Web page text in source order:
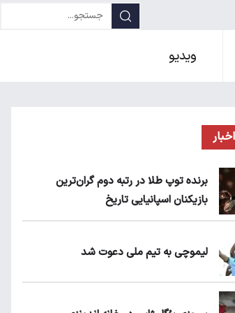
ویدیو
برنده توپ طلا در رتبه دوم گران‌ترین
بازیکنان اسپانیایی تاریخ
لیموچی به تیم ملی دعوت شد